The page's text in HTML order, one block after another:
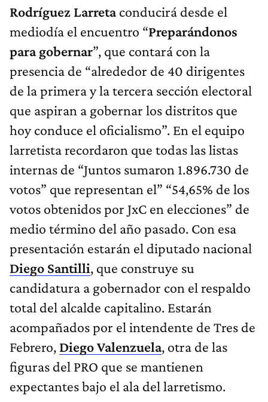
Rodríguez Larretaconducirá desde el
mediodía el encuentro “Preparándonos
para gobernar”, que contará con la
presencia de “alrededor de 40 dirigentes
de la primera y la tercera sección electoral
que aspiran a gobernar los distritos que
hoy conduce el oficialismo”. En el equipo
larretista recordaron que todas las listas
internas de “Juntos sumaron 1.896.730 de
votos” que representan el” “54,65% de los
votos obtenidos por JxC en elecciones” de
medio término del año pasado. Con esa
presentación estarán el diputado nacional
Diego Santilli, que construye su
candidatura a gobernador con el respaldo
total del alcalde capitalino. Estarán
acompañados por el intendente de Tres de
Febrero, Diego Valenzuela, otra de las
figuras del PRO que se mantienen
expectantes bajo el ala del larretismo.